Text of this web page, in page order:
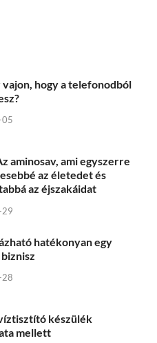
vajon, hogy a telefonodból
aminosav, ami egyszerre
az életedet és
az éjszakáidat
hatékonyan egy
készülék
mellett